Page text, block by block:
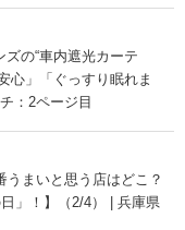
の“車内遮光カーテ
心」「ぐっすり眠れま
：2ページ目
まいと思う店はどこ？
」！】（2/4） | 兵庫県